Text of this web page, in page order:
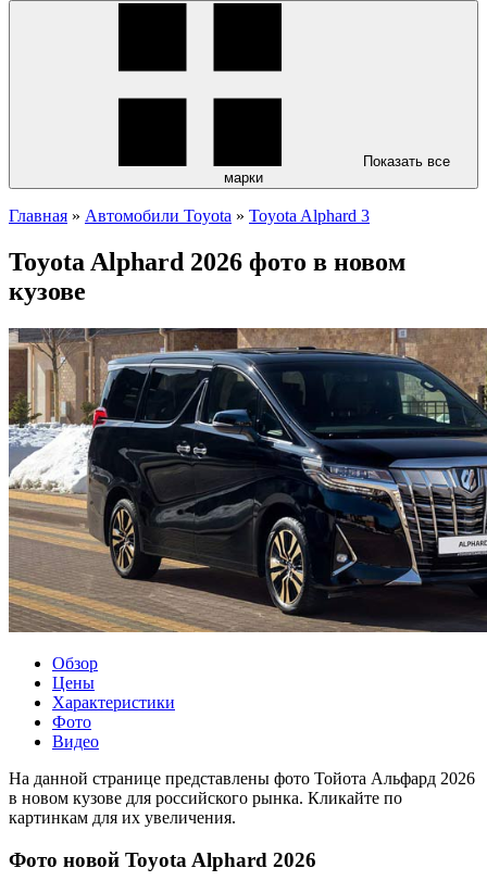
Показать все
марки
Главная » Автомобили Toyota » Toyota Alphard 3
Toyota Alphard 2026 фото в новом
кузове
Обзор
Цены
Характеристики
Фото
Видео
На данной странице представлены фото Тойота Альфард 2026
в новом кузове для российского рынка. Кликайте по
картинкам для их увеличения.
Фото новой Toyota Alphard 2026